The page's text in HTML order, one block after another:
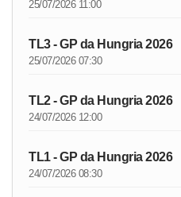
25/07/2026 11:00
TL3 - GP da Hungria 2026
25/07/2026 07:30
TL2 - GP da Hungria 2026
24/07/2026 12:00
TL1 - GP da Hungria 2026
24/07/2026 08:30